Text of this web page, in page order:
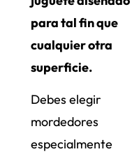
para tal fin que
cualquier otra
superficie.
Debes elegir
mordedores
especialmente